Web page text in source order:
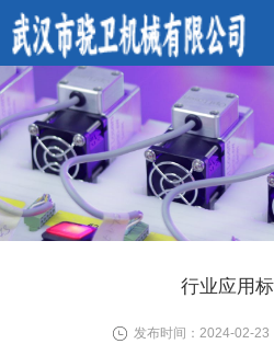
行业应用
发布时间：2024-02-23